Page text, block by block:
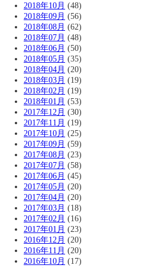
2018年10月 (48)
2018年09月 (56)
2018年08月 (62)
2018年07月 (48)
2018年06月 (50)
2018年05月 (35)
2018年04月 (20)
2018年03月 (19)
2018年02月 (19)
2018年01月 (53)
2017年12月 (30)
2017年11月 (19)
2017年10月 (25)
2017年09月 (59)
2017年08月 (23)
2017年07月 (58)
2017年06月 (45)
2017年05月 (20)
2017年04月 (20)
2017年03月 (18)
2017年02月 (16)
2017年01月 (23)
2016年12月 (20)
2016年11月 (20)
2016年10月 (17)